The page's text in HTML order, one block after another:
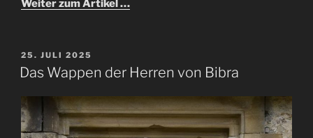
Weiter zum Artikel …
VERÖFFENTLICHT
AM
25. JULI 2025
Das Wappen der Herren von Bibra